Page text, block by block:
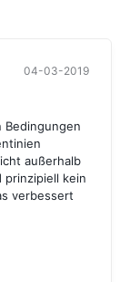
04-03-2019
Bedingungen
außerhalb
prinzipiell kein
verbessert